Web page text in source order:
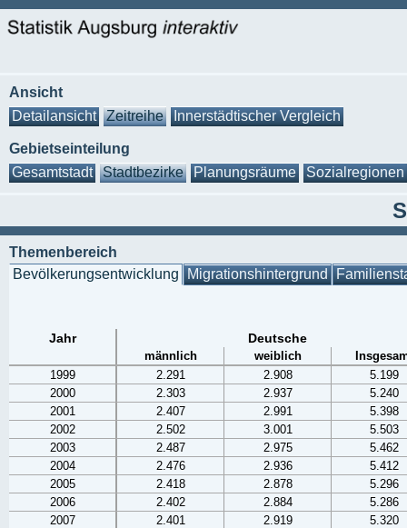
Ansicht
Detailansicht
Zeitreihe Innerstädtischer Vergleich
Gebietseinteilung
Gesamtstadt
Stadtbezirke Planungsräume Sozialregionen
Themenbereich
Bevölkerungsentwicklung Migrationshintergrund
Jahr Deutsche
männlich weiblich
1999
2.291 2.908
5.199
2000
2.303 2.937
5.240
2001
2.407 2.991
5.398
2002
2.502 3.001
5.503
2003
2.487 2.975
5.462
2004
2.476 2.936
5.412
2005
2.418 2.878
5.296
2006
2.402 2.884
5.286
2007
2.401 2.919
5.320